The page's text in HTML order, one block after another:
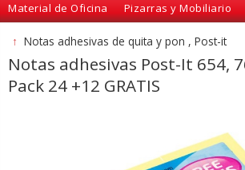
Material de Oficina Pizarras y Mobiliario
↑ Notas adhesivas de quita y pon , Post-it
Notas adhesivas Post-It 654,
Pack 24 +12 GRATIS